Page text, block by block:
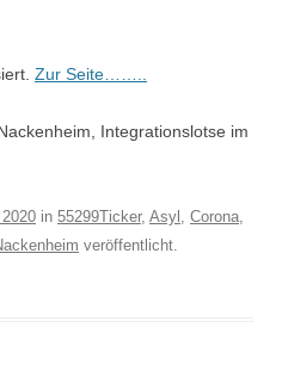
Zur Seite……..
Integrationslotse im
in 55299Ticker, Asyl , Corona,
veröffentlicht.